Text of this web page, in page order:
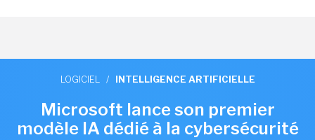
LOGICIEL / INTELLIGENCE ARTIFICIELLE
Microsoft lance son premier
modèle IA dédié à la cybersécurité